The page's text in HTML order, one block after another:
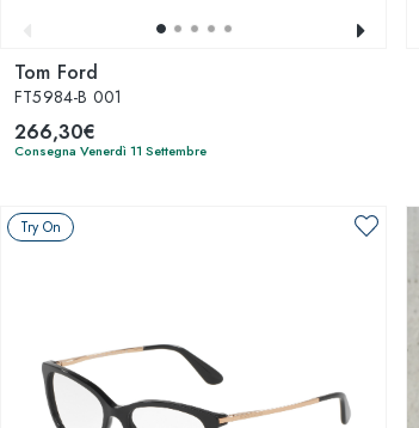
Tom Ford
FT5984-B 001
266,30€
Consegna Venerdì 11 Settembre
Try On